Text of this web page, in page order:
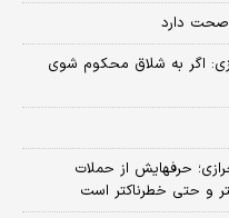
صحت دارد
اگر به شلاق محکوم شوی
حرفهایش از حملات
و حتی خطرناکتر است